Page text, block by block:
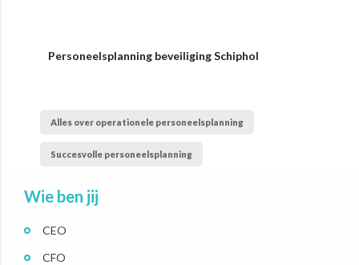
Personeelsplanning beveiliging Schiphol
Alles over operationele personeelsplanning
Succesvolle personeelsplanning
Wie ben jij
CEO
CFO